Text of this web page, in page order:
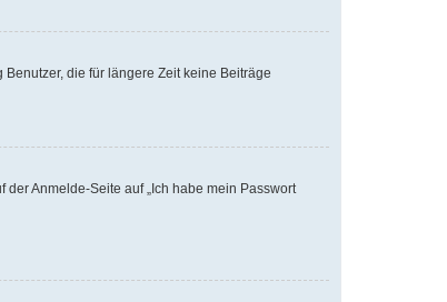
die für längere Zeit keine Beiträge
Anmelde-Seite auf „Ich habe mein Passwort